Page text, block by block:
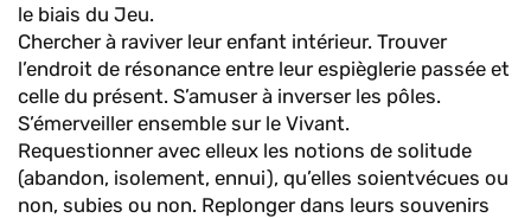
le biais du Jeu.
Chercher à raviver leur enfant intérieur. Trouver
l’endroit de résonance entre leur espièglerie passée et
celle du présent. S’amuser à inverser les pôles.
S’émerveiller ensemble sur le Vivant.
Requestionner avec elleux les notions de solitude
(abandon, isolement, ennui), qu’elles soientvécues ou
non, subies ou non. Replonger dans leurs souvenirs